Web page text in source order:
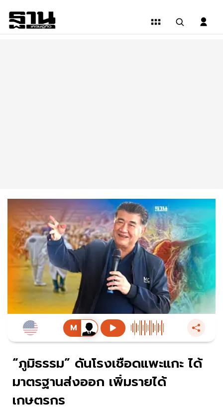
“ภูมิธรรม” ดันโรงเชือดแพะแกะ ได้
มาตรฐานส่งออก เพิ่มรายได้
เกษตรกร